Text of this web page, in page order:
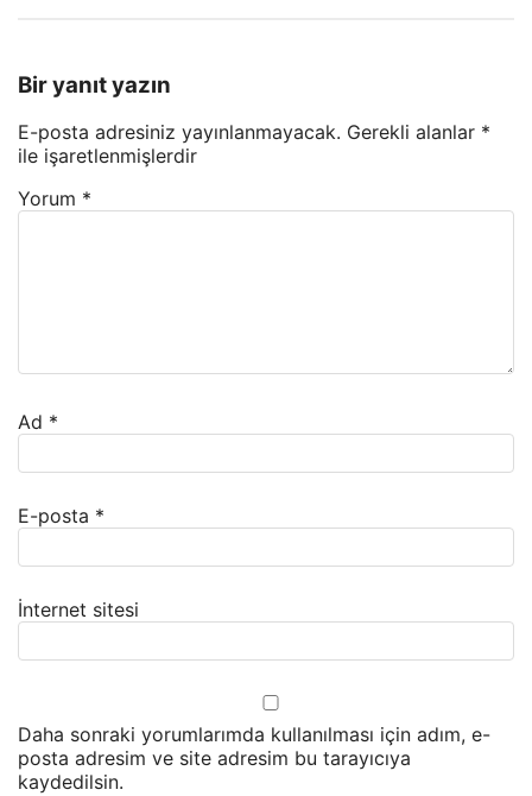
Bir yanıt yazın
E-posta adresiniz yayınlanmayacak. Gerekli alanlar *
ile işaretlenmişlerdir
Yorum *
Ad *
E-posta *
İnternet sitesi
Daha sonraki yorumlarımda kullanılması için adım, e-
posta adresim ve site adresim bu tarayıcıya
kaydedilsin.